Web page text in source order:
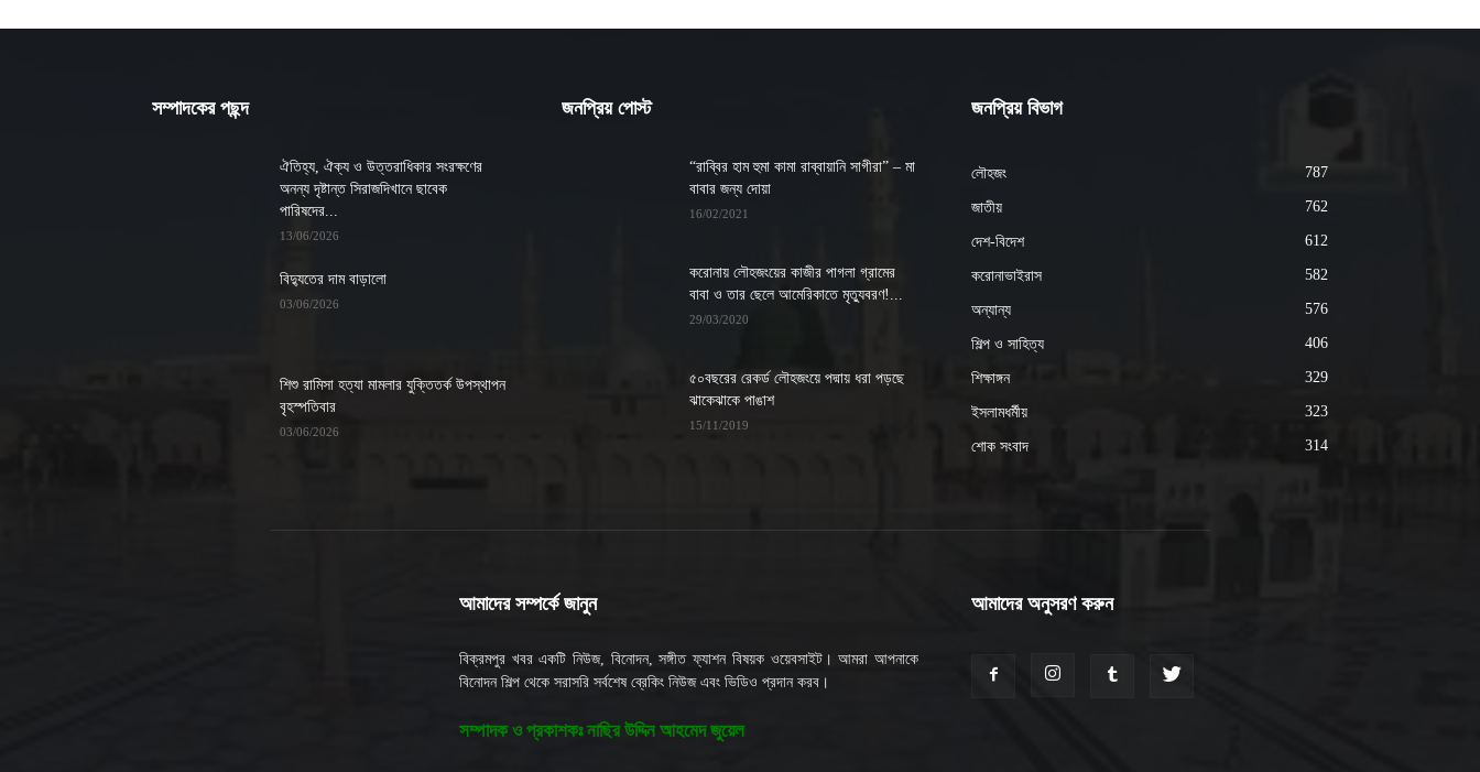
সম্পাদকের পছন্দ
ঐতিহ্য, ঐক্য ও উত্তরাধিকার সংরক্ষণের
অনন্য দৃষ্টান্ত সিরাজদিখানে ছাবেক
পারিষদের...
13/06/2026
বিদ্যুতের দাম বাড়ালো
03/06/2026
শিশু রামিসা হত্যা মামলার যুক্তিতর্ক উপস্থাপন
বৃহস্পতিবার
03/06/2026
জনপ্রিয় পোস্ট
“রাব্বির হাম হুমা কামা রাব্বায়ানি সাগীরা” – মা
বাবার জন্য দোয়া
16/02/2021
করোনায় লৌহজংয়ের কাজীর পাগলা গ্রামের
বাবা ও তার ছেলে আমেরিকাতে মৃত্যুবরণ!...
29/03/2020
৫০বছরের রেকর্ড লৌহজংয়ে পদ্মায় ধরা পড়ছে
ঝাকেঝাকে পাঙাশ
15/11/2019
জনপ্রিয় বিভাগ
লৌহজং 787
জাতীয় 762
দেশ-বিদেশ 612
করোনাভাইরাস 582
অন্যান্য 576
শিল্প ও সাহিত্য 406
শিক্ষাঙ্গন 329
ইসলামধর্মীয় 323
শোক সংবাদ 314
আমাদের সম্পর্কে জানুন
বিক্রমপুর খবর একটি নিউজ, বিনোদন, সঙ্গীত ফ্যাশন বিষয়ক ওয়েবসাইট। আমরা আপনাকে
বিনোদন শিল্প থেকে সরাসরি সর্বশেষ ব্রেকিং নিউজ এবং ভিডিও প্রদান করব।
সম্পাদক ও প্রকাশকঃ নাছির উদ্দিন আহমেদ জুয়েল
আমাদের অনুসরণ করুন